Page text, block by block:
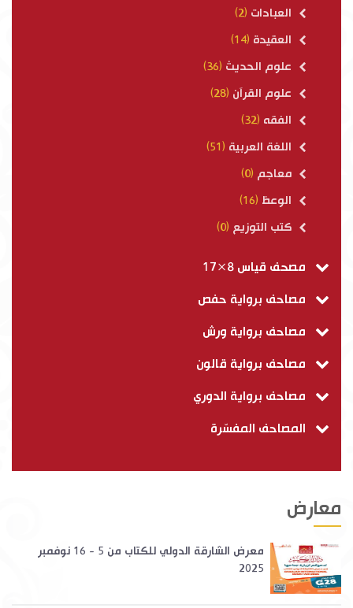
العبادات (2)
العقيدة (14)
علوم الحديث (36)
علوم القرآن (28)
الفقه (32)
اللغة العربية (51)
معاجم (0)
الوعظ (16)
كتب التوزيع (0)
مصحف قياس 8×17
مصاحف برواية حفص
مصاحف برواية ورش
مصاحف برواية قالون
مصاحف برواية الدوري
المصاحف المفسّرة
معارض
معرض الشارقة الدولي للكتاب من 5 - 16 نوفمبر
2025